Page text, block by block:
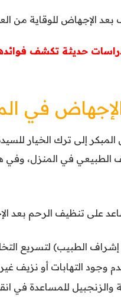
الإجهاض للوقاية من
حديثة تكشف
في
إلى ترك الخيار
الطبيعي في المنزل، وفي
على تنظيف الرحم بعد
الطبيب) لتسريع
وجود التهابات أو نزيف
والزنجبيل للمساعدة في